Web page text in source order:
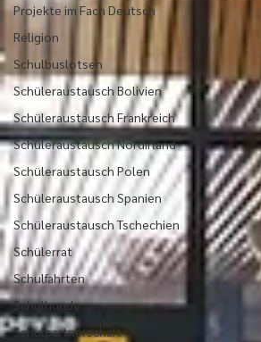
Projekte im Fach Deutsch
Religion
Schulbuslotsen
Schüleraustausch Bolivien
Schüleraustausch Frankreich
Schüleraustausch Nordirland
Schüleraustausch Polen
Schüleraustausch Spanien
Schüleraustausch Tschechien
Schülerrat
Schulfahrten
Schulhunde
Schulpartnerschaft